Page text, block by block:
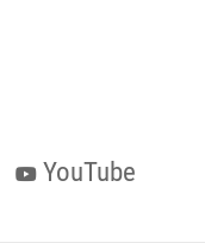
YouTube